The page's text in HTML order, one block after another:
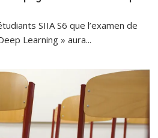
SIIA S6 que l’examen de
Learning » aura...